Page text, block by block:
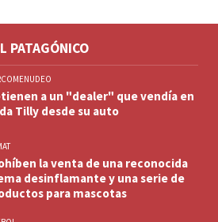
PATAGÓNICO
a un "dealer" que vendía en
Tilly desde su auto
la venta de una reconocida
desinflamante y una serie de
para mascotas